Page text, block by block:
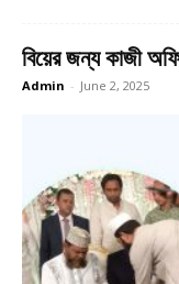
বিয়ের জন্য কাজী
Admin - June 2, 2025